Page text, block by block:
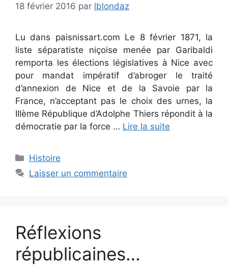
18 février 2016 par lblondaz
Lu dans paisnissart.com Le 8 février 1871, la
liste séparatiste niçoise menée par Garibaldi
remporta les élections législatives à Nice avec
pour mandat impératif d’abroger le traité
d’annexion de Nice et de la Savoie par la
France, n’acceptant pas le choix des urnes, la
IIIème République d’Adolphe Thiers répondit à la
démocratie par la force … Lire la suite
Catégories
Histoire
Laisser un commentaire
Réflexions
républicaines…